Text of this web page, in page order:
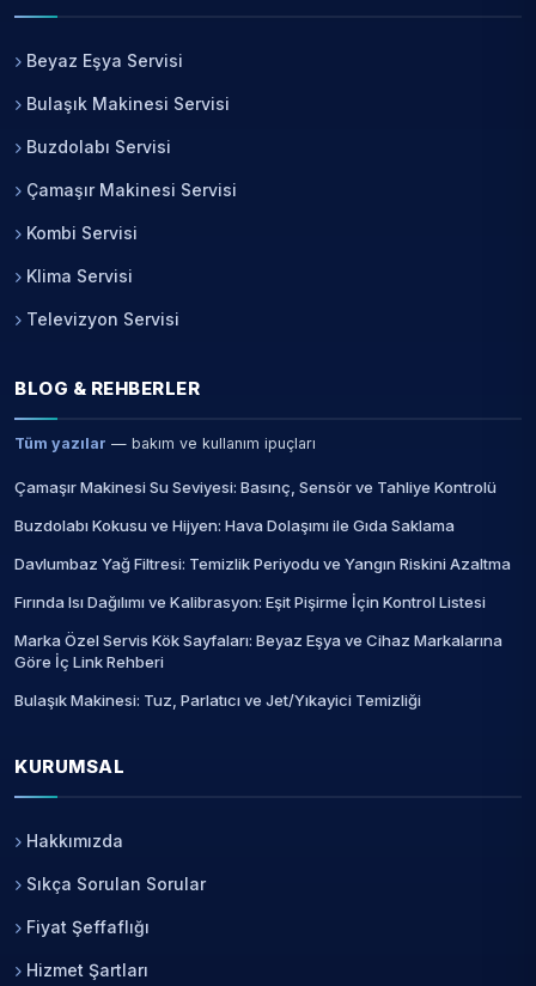
Beyaz Eşya Servisi
Bulaşık Makinesi Servisi
Buzdolabı Servisi
Çamaşır Makinesi Servisi
Kombi Servisi
Klima Servisi
Televizyon Servisi
BLOG & REHBERLER
Tüm yazılar — bakım ve kullanım ipuçları
Çamaşır Makinesi Su Seviyesi: Basınç, Sensör ve Tahliye Kontrolü
Buzdolabı Kokusu ve Hijyen: Hava Dolaşımı ile Gıda Saklama
Davlumbaz Yağ Filtresi: Temizlik Periyodu ve Yangın Riskini Azaltma
Fırında Isı Dağılımı ve Kalibrasyon: Eşit Pişirme İçin Kontrol Listesi
Marka Özel Servis Kök Sayfaları: Beyaz Eşya ve Cihaz Markalarına
Göre İç Link Rehberi
Bulaşık Makinesi: Tuz, Parlatıcı ve Jet/Yıkayici Temizliği
KURUMSAL
Hakkımızda
Sıkça Sorulan Sorular
Fiyat Şeffaflığı
Hizmet Şartları